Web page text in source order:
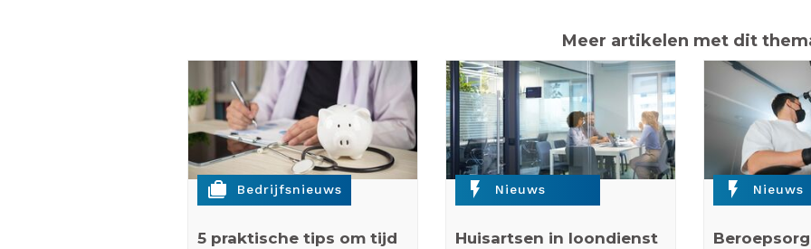
Meer artikelen met dit
cases Bedrijfsnieuws
5 praktische tips om tijd
flash_on Nieuws
Huisartsen in loondienst
flash_on Nieuws